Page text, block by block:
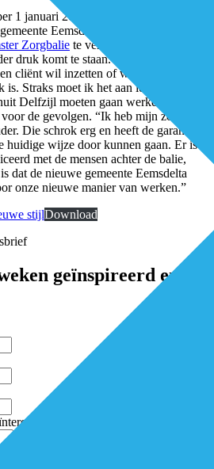
1 januari 2021 samen met Loppersum
Eemsdelta. Voor Van der Kolk
Zorgbalie te verlaten. “Ik vrees dat
druk komt te staan. Tot nog toe kon ik
cliënt wil inzetten of welke
Straks moet ik het aan iemand anders
Delfzijl moeten gaan werken.”
de gevolgen. “Ik heb mijn zorgen
Die schrok erg en heeft de garantie
huidige wijze door kunnen gaan. Er is
met de mensen achter de balie,
dat de nieuwe gemeente Eemsdelta
onze nieuwe manier van werken.”
stijlDownload
geïnspireerd en